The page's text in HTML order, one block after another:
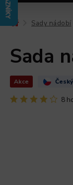
Sady nádobí
Sada
Akce
8